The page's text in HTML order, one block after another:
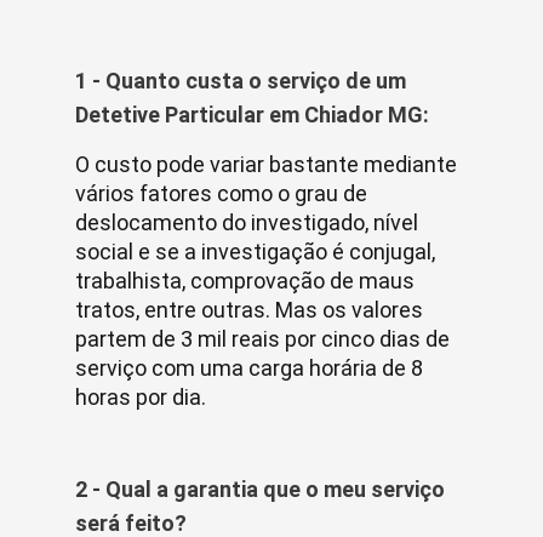
1 - Quanto custa o serviço de um
Detetive Particular em Chiador MG:
O custo pode variar bastante mediante
vários fatores como o grau de
deslocamento do investigado, nível
social e se a investigação é conjugal,
trabalhista, comprovação de maus
tratos, entre outras. Mas os valores
partem de 3 mil reais por cinco dias de
serviço com uma carga horária de 8
horas por dia.
2 - Qual a garantia que o meu serviço
será feito?